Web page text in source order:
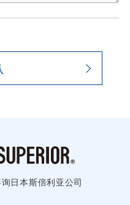
日本斯倍利亚公司